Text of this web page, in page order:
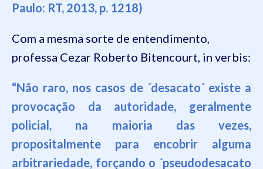
Paulo: RT, 2013, p. 1218)
Com a mesma sorte de entendimento,
professa Cezar Roberto Bitencourt, in verbis:
“Não raro, nos casos de ´desacato´ existe a
provocação da autoridade, geralmente
policial, na maioria das vezes,
propositalmente para encobrir alguma
arbitrariedade, forçando o ´pseudodesacato